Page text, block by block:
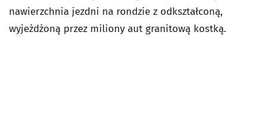
nawierzchnia jezdni na rondzie z odkształconą,
wyjeżdżoną przez miliony aut granitową kostką.